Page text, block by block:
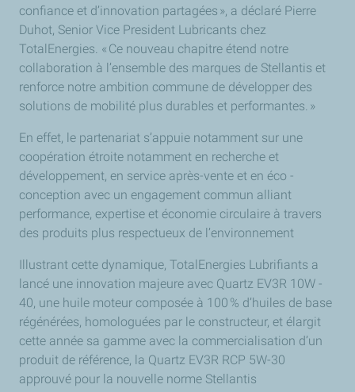
confiance et d’innovation partagées », a déclaré Pierre
Duhot, Senior Vice President Lubricants chez
TotalEnergies. « Ce nouveau chapitre étend notre
collaboration à l’ensemble des marques de Stellantis et
renforce notre ambition commune de développer des
solutions de mobilité plus durables et performantes. »
En effet, le partenariat s’appuie notamment sur une
coopération étroite notamment en recherche et
développement, en service après-vente et en éco -
conception avec un engagement commun alliant
performance, expertise et économie circulaire à travers
des produits plus respectueux de l’environnement
Illustrant cette dynamique, TotalEnergies Lubrifiants a
lancé une innovation majeure avec Quartz EV3R 10W -
40, une huile moteur composée à 100 % d’huiles de base
régénérées, homologuées par le constructeur, et élargit
cette année sa gamme avec la commercialisation d’un
produit de référence, la Quartz EV3R RCP 5W-30
approuvé pour la nouvelle norme Stellantis